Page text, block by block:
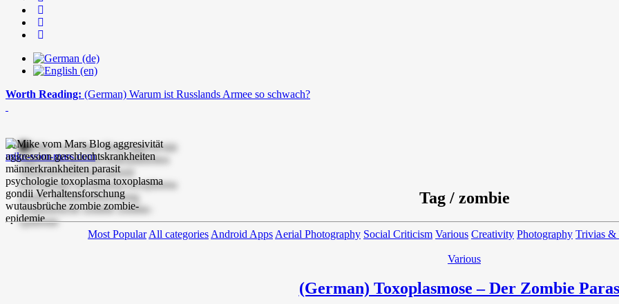
Worth Reading: (German) Warum ist Russlands Armee so schwach?
mike-vom-mars.com
Tag / zombie
Most Popular All categories Android Apps Aerial Photography Social Criticism Various Creativity Photography Trivias &
Various
(German) Toxoplasmose – Der Zombie